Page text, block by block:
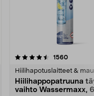
1560
Hiilihapotuslaitteet &
Hiilihappopatruuna
vaihto Wassermaxx,
4.5viidestä